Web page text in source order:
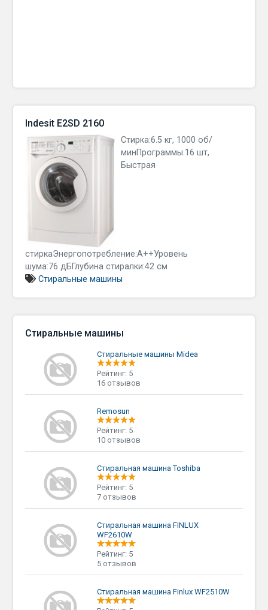
Indesit E2SD 2160
Стирка:6.5 кг, 1000 об/
минПрограммы:16 шт,
Быстрая
стиркаЭнергопотребление:A++Уровень
шума:76 дБГлубина стиралки:42 см
Стиральные машины
Стиральные машины
Стиральные машины Midea
Рейтинг: 5
16 отзывов
Remosun
Рейтинг: 5
10 отзывов
Стиральная машина Toshiba
Рейтинг: 5
7 отзывов
Стиральная машина FINLUX
WF2610W
Рейтинг: 5
5 отзывов
Стиральная машина Finlux WF2510W